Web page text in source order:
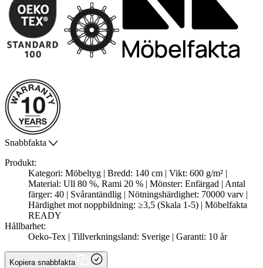
Snabbfakta
Produkt:
Kategori: Möbeltyg | Bredd: 140 cm | Vikt: 600 g/m² |
Material: Ull 80 %, Rami 20 % | Mönster: Enfärgad | Antal
färger: 40 | Svårantändlig | Nötningshärdighet: 70000 varv |
Härdighet mot noppbildning: ≥3,5 (Skala 1-5) | Möbelfakta
READY
Hållbarhet:
Oeko-Tex | Tillverkningsland: Sverige | Garanti: 10 år
Kopiera snabbfakta